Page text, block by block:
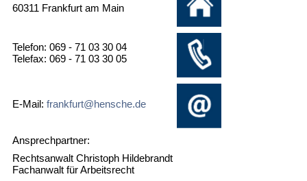
60311 Frankfurt am Main
Telefon: 069 - 71 03 30 04
Telefax: 069 - 71 03 30 05
E-Mail: frankfurt@hensche.de
Ansprechpartner:
Rechtsanwalt Christoph Hildebrandt
Fachanwalt für Arbeitsrecht